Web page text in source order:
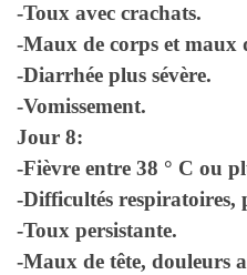
-Toux avec crachats.
-Maux de corps et maux
-Diarrhée plus sévère.
-Vomissement.
Jour 8:
-Fièvre entre 38 ° C ou
-Difficultés respiratoires,
-Toux persistante.
-Maux de tête, douleurs